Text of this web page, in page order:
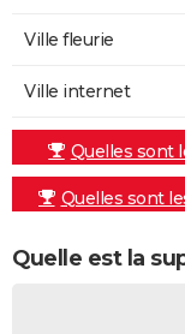
Ville fleurie
Ville internet
Quelles sont
Quelles sont
Quelle est la